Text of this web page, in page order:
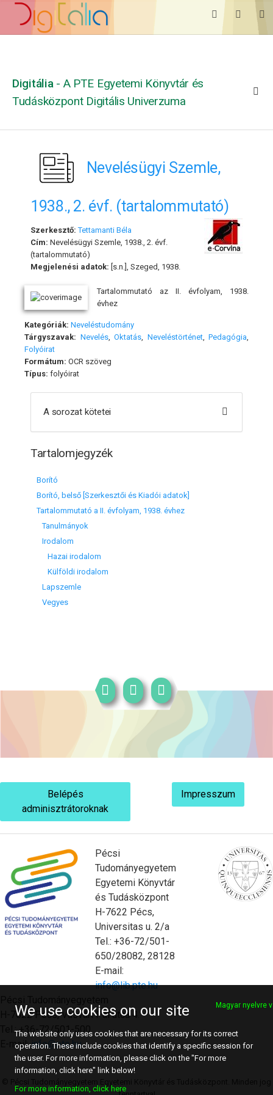
Digitália - A PTE Egyetemi Könyvtár és
Tudásközpont Digitális Univerzuma
Nevelésügyi Szemle,
1938., 2. évf. (tartalommutató)
Szerkesztő: Tettamanti Béla
Cím: Nevelésügyi Szemle, 1938., 2. évf.
(tartalommutató)
Megjelenési adatok: [s.n.], Szeged, 1938.
Tartalommutató az II. évfolyam, 1938.
évhez
Kategóriák: Neveléstudomány
Tárgyszavak: Nevelés, Oktatás Neveléstörténet, Pedagógia
Folyóirat
Formátum: OCR szöveg
Típus: folyóirat
A sorozat kötetei
Tartalomjegyzék
Borító
Borító, belső [Szerkesztői és Kiadói adatok]
Tartalommutató a II. évfolyam, 1938. évhez
Tanulmányok
Irodalom
Hazai irodalom
Külföldi irodalom
Lapszemle
Vegyes
Belépés
adminisztrátoroknak
Impresszum
Pécsi
Tudományegyetem
Egyetemi Könyvtár
és Tudásközpont
H-7622 Pécs,
Universitas u. 2/a
Tel.: +36-72/501-
650/28082, 28128
E-mail:
info@lib.pte.hu
H-7622 Pécs, Vasvári Pál utca 4.
Tel.: +36-72/501-500
E-mail:info@pte.hu
We use cookies on our site Magyar nyelvre
The website only uses cookies that are necessary for its correct
operation. These include cookies that identify a specific session for
the user. For more information, please click on the "For more
information, click here" link below!
For more information, click here